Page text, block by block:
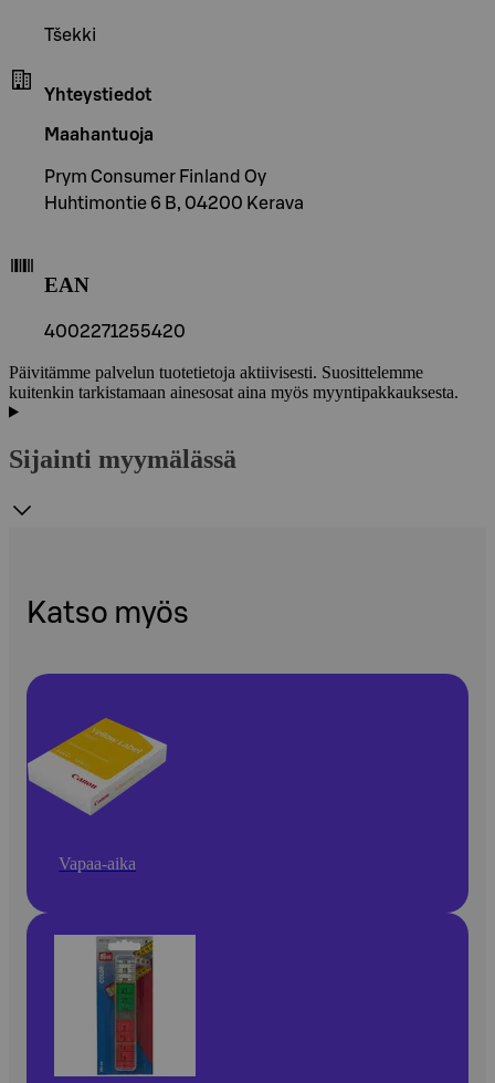
Tšekki
Yhteystiedot
Maahantuoja
Prym Consumer Finland Oy
Huhtimontie 6 B, 04200 Kerava
EAN
4002271255420
Päivitämme palvelun tuotetietoja aktiivisesti. Suosittelemme
kuitenkin tarkistamaan ainesosat aina myös myyntipakkauksesta.
Sijainti myymälässä
Katso myös
Vapaa-aika